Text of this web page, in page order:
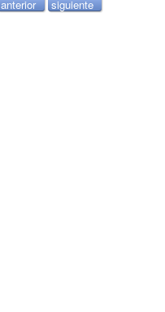
anterior siguiente